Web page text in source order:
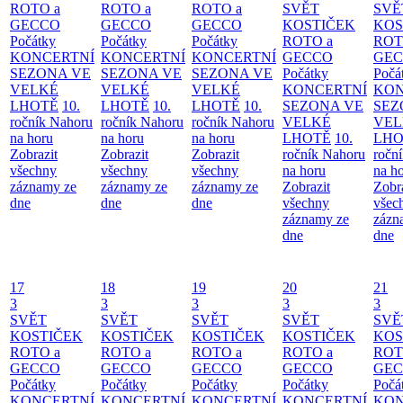
ROTO a
GECCO
Počátky
KONCERTNÍ
SEZONA VE
VELKÉ
LHOTĚ 10.
ročník Nahoru
na horu
Zobrazit
všechny
záznamy ze
dne
ROTO a
GECCO
Počátky
KONCERTNÍ
SEZONA VE
VELKÉ
LHOTĚ 10.
ročník Nahoru
na horu
Zobrazit
všechny
záznamy ze
dne
ROTO a
GECCO
Počátky
KONCERTNÍ
SEZONA VE
VELKÉ
LHOTĚ 10.
ročník Nahoru
na horu
Zobrazit
všechny
záznamy ze
dne
SVĚT
KOSTIČEK
ROTO a
GECCO
Počátky
KONCERTNÍ
SEZONA VE
VELKÉ
LHOTĚ 10.
ročník Nahoru
na horu
Zobrazit
všechny
záznamy ze
dne
na
dne
17
3
SVĚT
KOSTIČEK
ROTO a
GECCO
Počátky
18
3
SVĚT
KOSTIČEK
ROTO a
GECCO
Počátky
19
3
SVĚT
KOSTIČEK
ROTO a
GECCO
Počátky
20
3
SVĚT
KOSTIČEK
ROTO a
GECCO
Počátky
21
3